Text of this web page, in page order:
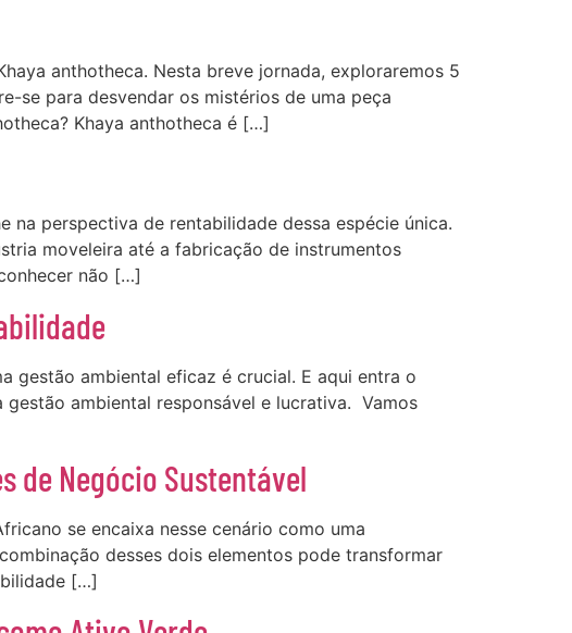
anthotheca. Nesta breve jornada, exploraremos 5
se para desvendar os mistérios de uma peça
Khaya anthotheca é […]
na perspectiva de rentabilidade dessa espécie única.
moveleira até a fabricação de instrumentos
não […]
gestão ambiental eficaz é crucial. E aqui entra o
ambiental responsável e lucrativa. Vamos
de Negócio Sustentável
se encaixa nesse cenário como uma
desses dois elementos pode transformar
[…]